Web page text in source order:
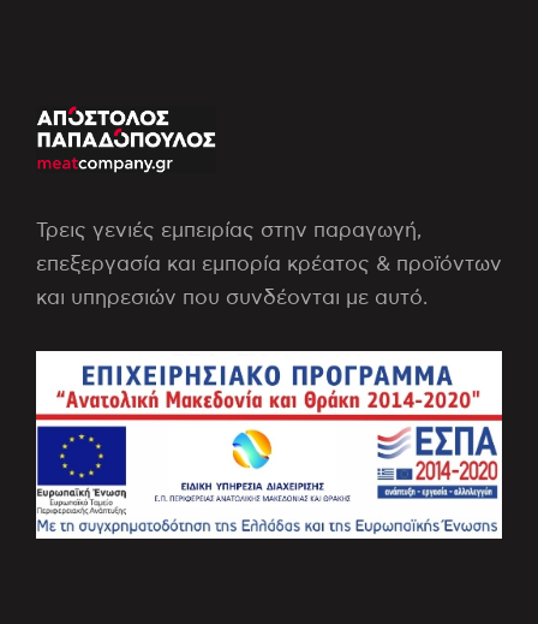
Τρεις γενιές εμπειρίας στην παραγωγή,
επεξεργασία και εμπορία κρέατος & προϊόντων
και υπηρεσιών που συνδέονται με αυτό.